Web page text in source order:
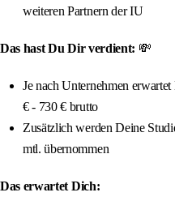
weiteren Partnern der IU
Das hast Du Dir verdient: 💸
Je nach Unternehmen
€ - 730 € brutto
Zusätzlich werden Deine
mtl. übernommen
Das erwartet Dich: